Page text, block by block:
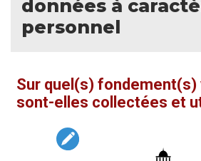
données à
personnel
Sur quel(s) fondement(s)
sont-elles collectées et